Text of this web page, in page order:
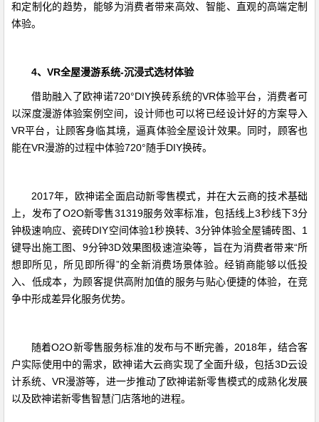
和定制化的趋势，能够为消费者带来高效、智能、直观的高端定制
体验。
4、 VR全屋漫游系统-沉浸式选材体验
借助融入了欧神诺720°DIY换砖系统的VR体验平台，消费者可
以深度漫游体验案例空间，设计师也可以将已经设计好的方案导入
VR平台，让顾客身临其境，逼真体验全屋设计效果。同时，顾客也
能在VR漫游的过程中体验720°随手DIY换砖。
2017年，欧神诺全面启动新零售模式，并在大云商的技术基础
上，发布了O2O新零售31319服务效率标准，包括线上3秒线下3分
钟极速响应、瓷砖DIY空间体验1秒换转、3分钟体验全屋铺砖图、1
键导出施工图、9分钟3D效果图极速渲染等，旨在为消费者带来“所
想即所见，所见即所得”的全新消费场景体验。经销商能够以低投
入、低成本，为顾客提供高附加值的服务与贴心便捷的体验，在竞
争中形成差异化服务优势。
随着O2O新零售服务标准的发布与不断完善，2018年，结合客
户实际使用中的需求，欧神诺大云商实现了全面升级，包括3D云设
计系统、VR漫游等，进一步推动了欧神诺新零售模式的成熟化发展
以及欧神诺新零售智慧门店落地的进程。